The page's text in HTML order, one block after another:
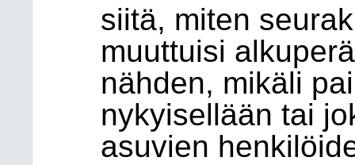
siitä, miten
muuttuisi
nähden, mikäli
nykyisellään tai
asuvien